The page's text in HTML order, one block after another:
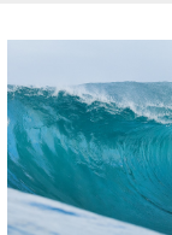
今月のプレゼント
千葉北
伊豆
千葉南
その他
ルール＆How to
VOTE!